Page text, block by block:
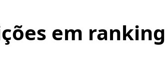
em ranking